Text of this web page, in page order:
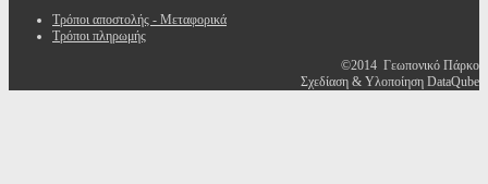
Τρόποι αποστολής - Μεταφορικά
Τρόποι πληρωμής
©2014 Γεωπονικό Πάρκο
Σχεδίαση & Υλοποίηση DataQube